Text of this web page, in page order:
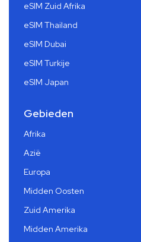
eSIM Zuid Afrika
eSIM Thailand
eSIM Dubai
eSIM Turkije
eSIM Japan
Gebieden
Afrika
Azië
Europa
Midden Oosten
Zuid Amerika
Midden Amerika